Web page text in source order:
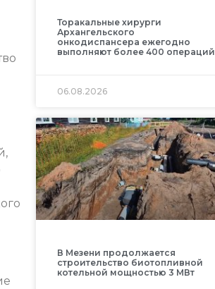
Торакальные хирурги
Архангельского
онкодиспансера ежегодно
выполняют более 400 операций
06.08.2026
В Мезени продолжается
строительство биотопливной
котельной мощностью 3 МВт